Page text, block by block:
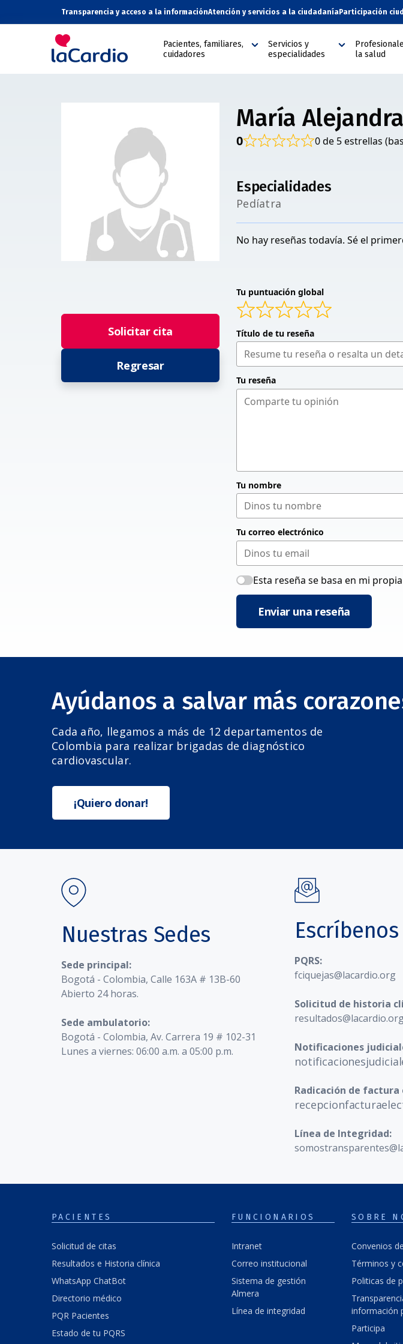
Transparencia y acceso a la informaciónAtención y servicios a la ciudadanía Participación
Pacientes, familiares,
cuidadores
Servicios y
especialidades
la salud
Solicitar cita
Regresar
María
0 0 de 5 estrellas
Especialidades
Pedíatra
No hay reseñas todavía. Sé el
Tu puntuación global
Título de tu reseña
Tu reseña
Tu nombre
Tu correo electrónico
Esta reseña se basa en mi
Enviar una reseña
Ayúdanos a salvar más
Cada año, llegamos a más de 12 departamentos de
Colombia para realizar brigadas de diagnóstico
cardiovascular.
¡Quiero donar!
Nuestras Sedes
Sede principal:
Bogotá - Colombia, Calle 163A # 13B-60
Abierto 24 horas.
Sede ambulatorio:
Bogotá - Colombia, Av. Carrera 19 # 102-31
Lunes a viernes: 06:00 a.m. a 05:00 p.m.
Escríbenos
PQRS:
fciquejas@lacardio.org
Solicitud de historia
Notificaciones
Radicación de
Línea de Integridad:
PACIENTES
Solicitud de citas
Resultados e Historia clínica
WhatsApp ChatBot
Directorio médico
PQR Pacientes
Estado de tu PQRS
FUNCIONARIOS
Intranet
Correo institucional
Sistema de gestión
Almera
Línea de integridad
SOBRE
Convenios
Términos y
Politicas de
información
Participa